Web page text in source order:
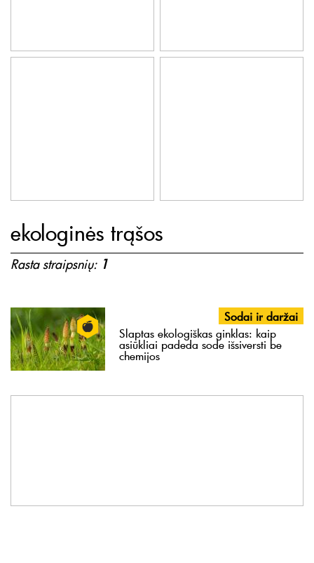
ekologinės trąšos
Rasta straipsnių: 1
Sodai ir daržai
Slaptas ekologiškas ginklas: kaip
asiūkliai padeda sode išsiversti be
chemijos